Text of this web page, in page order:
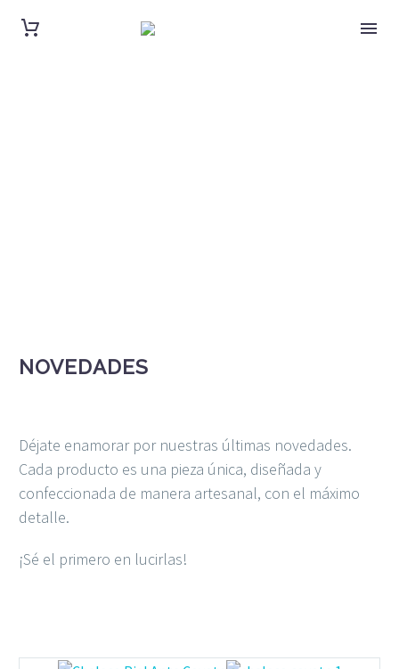
NOVEDADES
Déjate enamorar por nuestras últimas novedades.
Cada producto es una pieza única, diseñada y
confeccionada de manera artesanal, con el máximo
detalle.
¡Sé el primero en lucirlas!